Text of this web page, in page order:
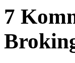
7